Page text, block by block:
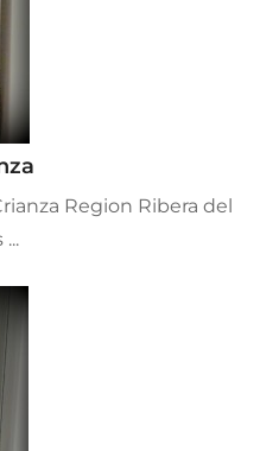
Region Ribera del